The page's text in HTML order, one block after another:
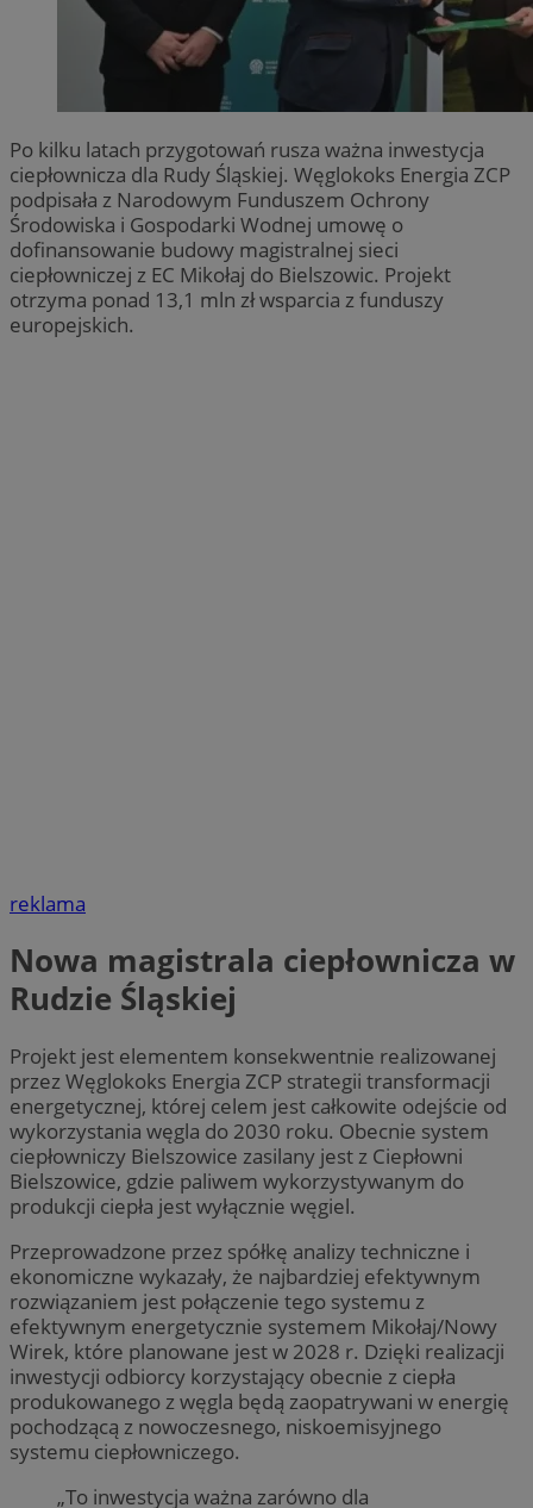
Po kilku latach przygotowań rusza ważna inwestycja
ciepłownicza dla Rudy Śląskiej. Węglokoks Energia ZCP
podpisała z Narodowym Funduszem Ochrony
Środowiska i Gospodarki Wodnej umowę o
dofinansowanie budowy magistralnej sieci
ciepłowniczej z EC Mikołaj do Bielszowic. Projekt
otrzyma ponad 13,1 mln zł wsparcia z funduszy
europejskich.
reklama
Nowa magistrala ciepłownicza w
Rudzie Śląskiej
Projekt jest elementem konsekwentnie realizowanej
przez Węglokoks Energia ZCP strategii transformacji
energetycznej, której celem jest całkowite odejście od
wykorzystania węgla do 2030 roku. Obecnie system
ciepłowniczy Bielszowice zasilany jest z Ciepłowni
Bielszowice, gdzie paliwem wykorzystywanym do
produkcji ciepła jest wyłącznie węgiel.
Przeprowadzone przez spółkę analizy techniczne i
ekonomiczne wykazały, że najbardziej efektywnym
rozwiązaniem jest połączenie tego systemu z
efektywnym energetycznie systemem Mikołaj/Nowy
Wirek, które planowane jest w 2028 r. Dzięki realizacji
inwestycji odbiorcy korzystający obecnie z ciepła
produkowanego z węgla będą zaopatrywani w energię
pochodzącą z nowoczesnego, niskoemisyjnego
systemu ciepłowniczego.
„To inwestycja ważna zarówno dla